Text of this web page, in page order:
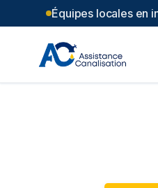
Équipes locales en